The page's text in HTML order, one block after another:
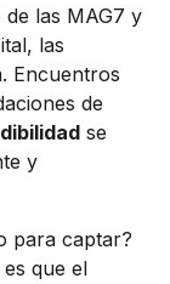
las MAG7 y
las
Encuentros
de
se
y
para captar?
que el